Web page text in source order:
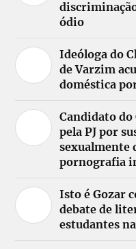
ódio
Ideóloga do
de Varzim
doméstica
Candidato
pela PJ por
sexualmente
pornografia
Isto é Gozar
debate de
estudantes